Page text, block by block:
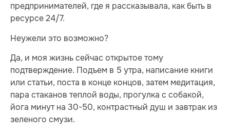
предпринимателей, где я рассказывала, как быть в
ресурсе 24/7.
Неужели это возможно?
Да, и моя жизнь сейчас открытое тому
подтверждение. Подъем в 5 утра, написание книги
или статьи, поста в конце концов, затем медитация,
пара стаканов теплой воды, прогулка с собакой,
йога минут на 30-50, контрастный душ и завтрак из
зеленого смузи.